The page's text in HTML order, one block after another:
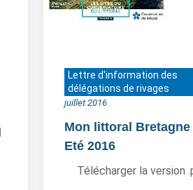
Lettre d'information des
délégations de rivages
juillet 2016
Mon littoral Bretagne
Eté 2016
Télécharger la version